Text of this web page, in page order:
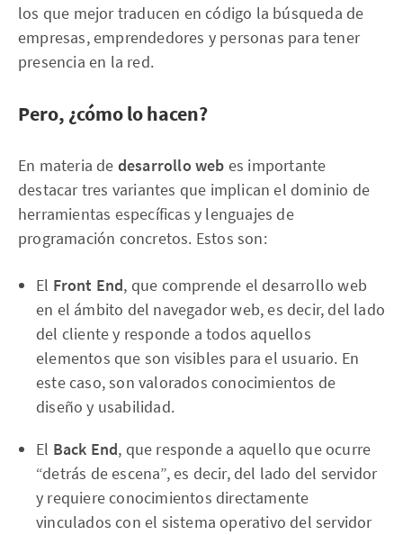
los que mejor traducen en código la búsqueda de
empresas, emprendedores y personas para tener
presencia en la red.
Pero, ¿cómo lo hacen?
En materia de desarrollo web es importante
destacar tres variantes que implican el dominio de
herramientas específicas y lenguajes de
programación concretos. Estos son:
El Front End, que comprende el desarrollo web
en el ámbito del navegador web, es decir, del lado
del cliente y responde a todos aquellos
elementos que son visibles para el usuario. En
este caso, son valorados conocimientos de
diseño y usabilidad.
El Back End, que responde a aquello que ocurre
“detrás de escena”, es decir, del lado del servidor
y requiere conocimientos directamente
vinculados con el sistema operativo del servidor